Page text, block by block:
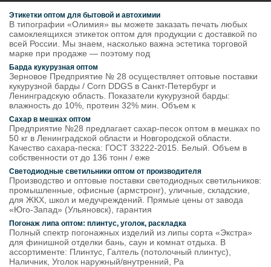
Этикетки оптом для бытовой и автохимии
В типографии «Олимия» вы можете заказать печать любых
самоклеящихся этикеток оптом для продукции с доставкой по
всей России. Мы знаем, насколько важна эстетика торговой
марке при продаже — поэтому под
Барда кукурузная оптом
Зерновое Предприятие № 28 осуществляет оптовые поставки
кукурузной барды / Corn DDGS в Санкт-Петербург и
Ленинградскую область. Показатели кукурузной барды:
влажность до 10%, протеин 32% мин. Объем к
Сахар в мешках оптом
Предприятие №28 предлагает сахар-песок оптом в мешках по
50 кг в Ленинградской области и Новгородской области.
Качество сахара-песка: ГОСТ 33222-2015. Белый. Объем в
собственности от до 136 тонн / еже
Светодиодные светильники оптом от производителя
Производство и оптовые поставки светодиодных светильников:
промышленные, офисные (армстронг), уличные, складские,
для ЖКХ, школ и медучреждений. Прямые цены от завода
«Юго-Запад» (Ульяновск), гарантия
Погонаж липа оптом: плинтус, уголок, раскладка
Полный спектр погонажных изделий из липы сорта «Экстра»
для финишной отделки бань, саун и комнат отдыха. В
ассортименте: Плинтус, Галтель (потолочный плинтус),
Наличник, Уголок наружный/внутренний, Ра